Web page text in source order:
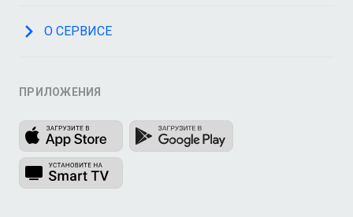
О СЕРВИСЕ
ПРИЛОЖЕНИЯ